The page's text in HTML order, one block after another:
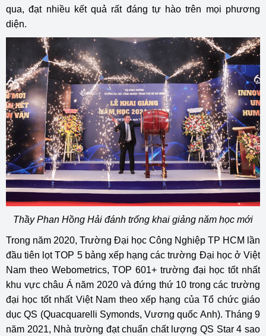
qua, đạt nhiều kết quả rất đáng tự hào trên mọi phương
diện.
Thầy Phan Hồng Hải đánh trống khai giảng năm học mới
Trong năm 2020, Trường Đại học Công Nghiệp TP HCM lần
đầu tiên lọt TOP 5 bảng xếp hạng các trường Đại học ở Việt
Nam theo Webometrics, TOP 601+ trường đại học tốt nhất
khu vực châu Á năm 2020 và đứng thứ 10 trong các trường
đại học tốt nhất Việt Nam theo xếp hạng của Tổ chức giáo
dục QS (Quacquarelli Symonds, Vương quốc Anh). Tháng 9
năm 2021, Nhà trường đạt chuẩn chất lượng QS Star 4 sao